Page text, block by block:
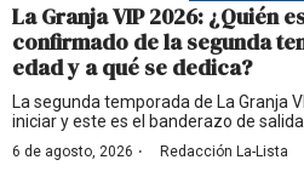
La Granja VIP 2026: ¿Quién
confirmado de la segunda
edad y a qué se dedica?
La segunda temporada de La Granja
iniciar y este es el banderazo de salida.
6 de agosto, 2026 · Redacción La-Lista